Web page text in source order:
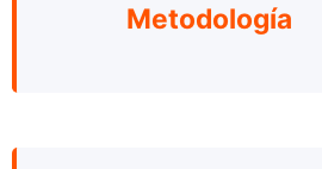
Metodología